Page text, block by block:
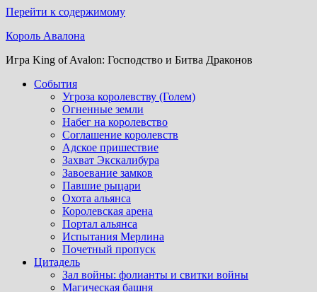
Перейти к содержимому
Король Авалона
Игра King of Avalon: Господство и Битва Драконов
События
Угроза королевству (Голем)
Огненные земли
Набег на королевство
Соглашение королевств
Адское пришествие
Захват Экскалибура
Завоевание замков
Павшие рыцари
Охота альянса
Королевская арена
Портал альянса
Испытания Мерлина
Почетный пропуск
Цитадель
Зал войны: фолианты и свитки войны
Магическая башня